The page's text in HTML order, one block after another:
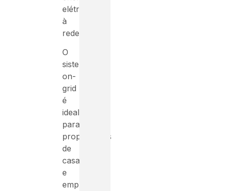
elétrica
à
rede.
O
sistema
on-
grid
é
ideal
para
proprietários
de
casas
e
empresas